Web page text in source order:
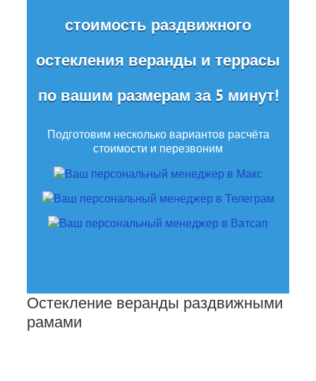
стоимость раздвижного
остекления веранды и террасы
по вашим размерам за 5 минут!
Подготовим несколько вариантов расчёта
стоимости и перезвоним
Остекление веранды раздвижными
рамами